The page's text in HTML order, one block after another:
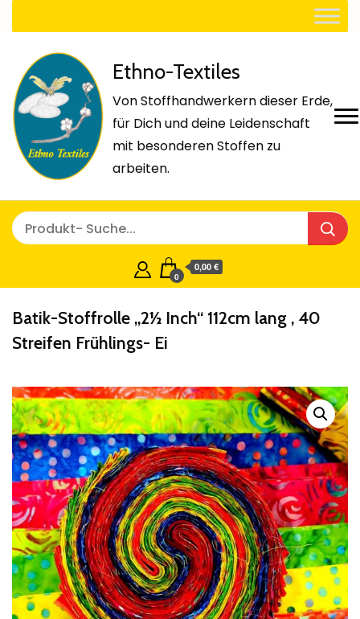
Ethno-Textiles
Von Stoffhandwerkern dieser Erde,
für Dich und deine Leidenschaft
mit besonderen Stoffen zu
arbeiten.
0
0,00 €
Batik-Stoffrolle „2½ Inch“ 112cm lang , 40
Streifen Frühlings- Ei